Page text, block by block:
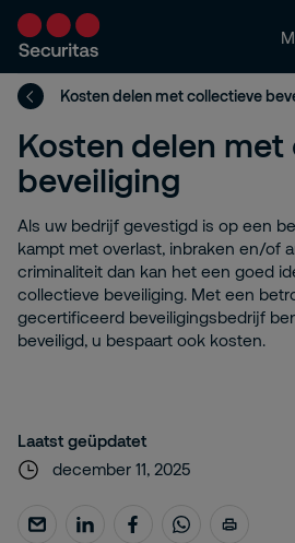
Kosten delen
beveiliging
Als uw bedrijf gevestigd is op een
kampt met overlast, inbraken en/of
criminaliteit dan kan het een goed
collectieve beveiliging. Met een
gecertificeerd beveiligingsbedrijf
beveiligd, u bespaart ook kosten.
Laatst geüpdatet
december 11, 2025